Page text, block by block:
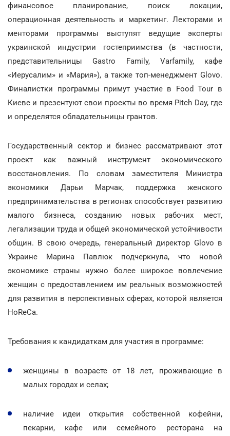
финансовое планирование, поиск локации,
операционная деятельность и маркетинг. Лекторами и
менторами программы выступят ведущие эксперты
украинской индустрии гостеприимства (в частности,
представительницы Gastro Family, Varfamily, кафе
«Иерусалим» и «Мария»), а также топ-менеджмент Glovo.
Финалистки программы примут участие в Food Tour в
Киеве и презентуют свои проекты во время Pitch Day, где
и определятся обладательницы грантов.
Государственный сектор и бизнес рассматривают этот
проект как важный инструмент экономического
восстановления. По словам заместителя Министра
экономики Дарьи Марчак, поддержка женского
предпринимательства в регионах способствует развитию
малого бизнеса, созданию новых рабочих мест,
легализации труда и общей экономической устойчивости
общин. В свою очередь, генеральный директор Glovo в
Украине Марина Павлюк подчеркнула, что новой
экономике страны нужно более широкое вовлечение
женщин с предоставлением им реальных возможностей
для развития в перспективных сферах, которой является
HoReCa.
Требования к кандидаткам для участия в программе:
женщины в возрасте от 18 лет, проживающие в
малых городах и селах;
наличие идеи открытия собственной кофейни,
пекарни, кафе или семейного ресторана на